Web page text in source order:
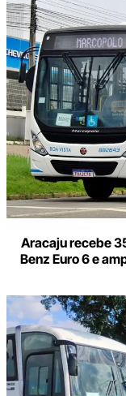
Aracaju recebe
Benz Euro 6 e